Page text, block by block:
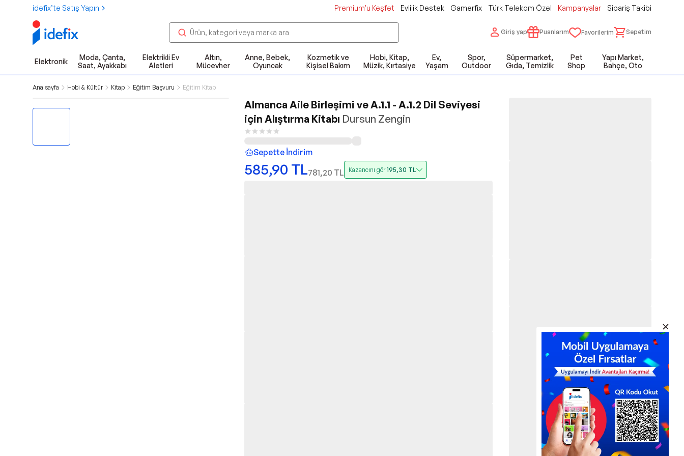
idefix’te Satış Yapın Premium'u Keşfet Evlilik Destek Gamerfix Türk Telekom Özel Kampanyalar Sipariş Takibi
Giriş yap Puanlarım Favorilerim Sepetim
Elektronik
Moda, Çanta,
Saat, Ayakkabı
Elektrikli Ev
Aletleri
Altın,
Mücevher
Anne, Bebek,
Oyuncak
Kozmetik ve
Kişisel Bakım
Hobi, Kitap,
Müzik, Kırtasiye
Ev,
Yaşam
Spor,
Outdoor
Süpermarket,
Gıda, Temizlik
Pet
Shop
Yapı Market,
Bahçe, Oto
Ana sayfa Hobi & Kültür Kitap Eğitim Başvuru Eğitim Kitap
Almanca Aile Birleşimi ve A.1.1 - A.1.2 Dil Seviyesi
için Alıştırma Kitabı Dursun Zengin
Sepette İndirim
585,90 TL781,20 TL Kazancını gör195,30 TL